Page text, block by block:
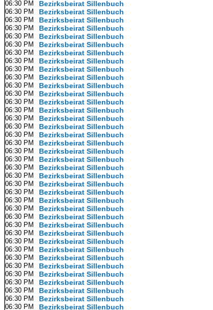
06:30 PM Bezirksbeirat Sillenbuch
06:30 PM Bezirksbeirat Sillenbuch
06:30 PM Bezirksbeirat Sillenbuch
06:30 PM Bezirksbeirat Sillenbuch
06:30 PM Bezirksbeirat Sillenbuch
06:30 PM Bezirksbeirat Sillenbuch
06:30 PM Bezirksbeirat Sillenbuch
06:30 PM Bezirksbeirat Sillenbuch
06:30 PM Bezirksbeirat Sillenbuch
06:30 PM Bezirksbeirat Sillenbuch
06:30 PM Bezirksbeirat Sillenbuch
06:30 PM Bezirksbeirat Sillenbuch
06:30 PM Bezirksbeirat Sillenbuch
06:30 PM Bezirksbeirat Sillenbuch
06:30 PM Bezirksbeirat Sillenbuch
06:30 PM Bezirksbeirat Sillenbuch
06:30 PM Bezirksbeirat Sillenbuch
06:30 PM Bezirksbeirat Sillenbuch
06:30 PM Bezirksbeirat Sillenbuch
06:30 PM Bezirksbeirat Sillenbuch
06:30 PM Bezirksbeirat Sillenbuch
06:30 PM Bezirksbeirat Sillenbuch
06:30 PM Bezirksbeirat Sillenbuch
06:30 PM Bezirksbeirat Sillenbuch
06:30 PM Bezirksbeirat Sillenbuch
06:30 PM Bezirksbeirat Sillenbuch
06:30 PM Bezirksbeirat Sillenbuch
06:30 PM Bezirksbeirat Sillenbuch
06:30 PM Bezirksbeirat Sillenbuch
06:30 PM Bezirksbeirat Sillenbuch
06:30 PM Bezirksbeirat Sillenbuch
06:30 PM Bezirksbeirat Sillenbuch
06:30 PM Bezirksbeirat Sillenbuch
06:30 PM Bezirksbeirat Sillenbuch
06:30 PM Bezirksbeirat Sillenbuch
06:30 PM Bezirksbeirat Sillenbuch
06:30 PM Bezirksbeirat Sillenbuch
06:30 PM Bezirksbeirat Sillenbuch